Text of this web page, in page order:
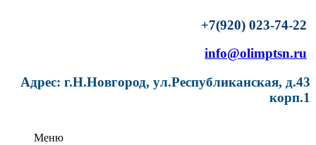
+7(920) 023-74-22
info@olimptsn.ru
Адрес: г.Н.Новгород, ул.Республиканская, д.43
корп.1
Меню